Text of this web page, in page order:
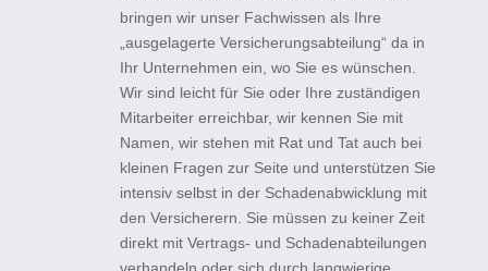
bringen wir unser Fachwissen als Ihre
„ausgelagerte Versicherungsabteilung“ da in
Ihr Unternehmen ein, wo Sie es wünschen.
Wir sind leicht für Sie oder Ihre zuständigen
Mitarbeiter erreichbar, wir kennen Sie mit
Namen, wir stehen mit Rat und Tat auch bei
kleinen Fragen zur Seite und unterstützen Sie
intensiv selbst in der Schadenabwicklung mit
den Versicherern. Sie müssen zu keiner Zeit
direkt mit Vertrags- und Schadenabteilungen